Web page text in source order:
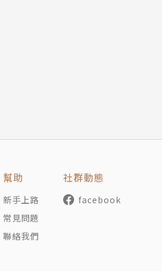
幫助
新手上路
常見問題
聯絡我們
社群動態
facebook